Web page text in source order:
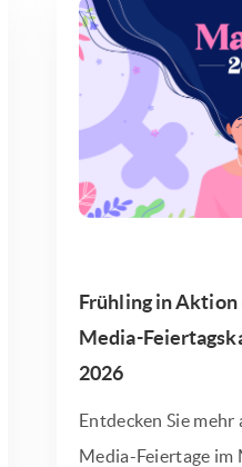
Frühling in
Media-
2026
Entdecken Sie
Media-Feiertage im